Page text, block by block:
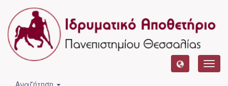
Αναζήτηση